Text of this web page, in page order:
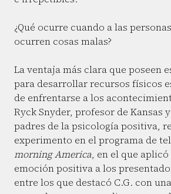
¿Qué ocurre cuando a las
ocurren cosas malas?
La ventaja más clara que poseen
para desarrollar recursos físicos
de enfrentarse a los
Ryck Snyder, profesor de Kansas
padres de la psicología positiva,
experimento en el programa de
morning America, en el que
emoción positiva a los
entre los que destacó C.G. con